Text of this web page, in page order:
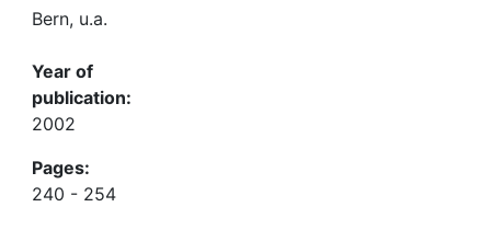
Bern, u.a.
Year of
publication:
2002
Pages:
240 - 254